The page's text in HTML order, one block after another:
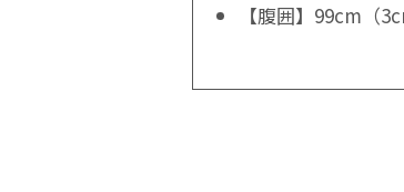
【腹囲】99cm（